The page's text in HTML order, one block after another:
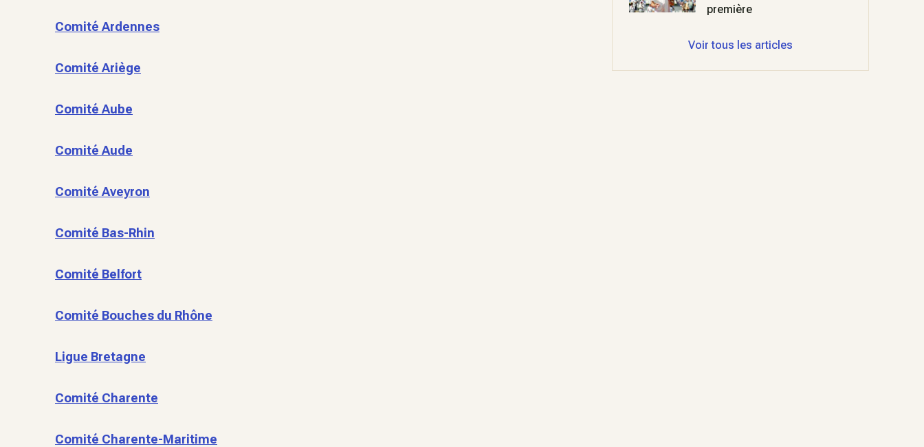
Comité Ardennes
Comité Ariège
Comité Aube
Comité Aude
Comité Aveyron
Comité Bas-Rhin
Comité Belfort
Comité Bouches du Rhône
Ligue Bretagne
Comité Charente
Comité Charente-Maritime
première
Voir tous les articles